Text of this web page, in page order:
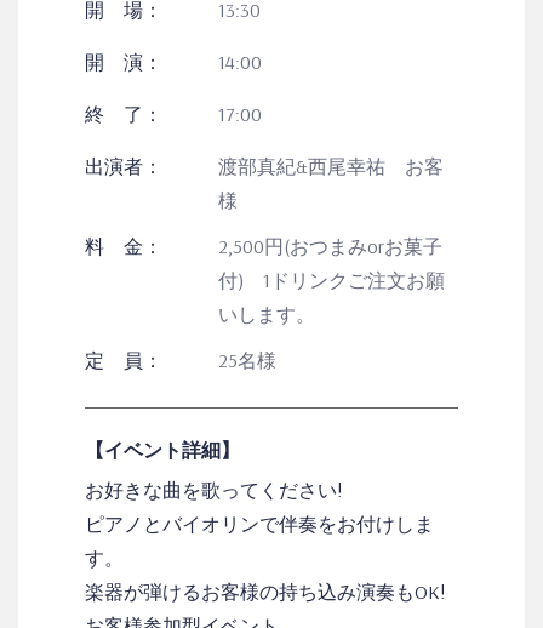
開 場： 13:30
開 演： 14:00
終 了： 17:00
出演者：
渡部真紀&西尾幸祐 お客
様
料 金：
2,500円(おつまみorお菓子
付) 1ドリンクご注文お願
いします。
定 員：
25名様
【イベント詳細】
お好きな曲を歌ってください!
ピアノとバイオリンで伴奏をお付けしま
す。
楽器が弾けるお客様の持ち込み演奏もOK!